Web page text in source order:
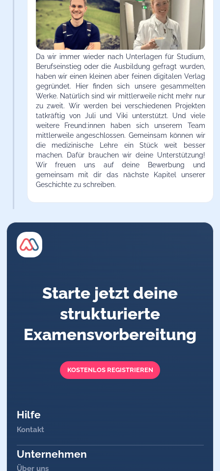
Da wir immer wieder nach Unterlagen für Studium,
Berufseinstieg oder die Ausbildung gefragt wurden,
haben wir einen kleinen aber feinen digitalen Verlag
gegründet. Hier finden sich unsere gesammelten
Werke. Natürlich sind wir mittlerweile nicht mehr nur
zu zweit. Wir werden bei verschiedenen Projekten
tatkräftig von Juli und Viki unterstützt. Und viele
weitere Freund:innen haben sich unserem Team
mittlerweile angeschlossen. Gemeinsam können wir
die medizinische Lehre ein Stück weit besser
machen. Dafür brauchen wir deine Unterstützung!
Wir freuen uns auf deine Bewerbung und
gemeinsam mit dir das nächste Kapitel unserer
Geschichte zu schreiben.
Starte jetzt deine
strukturierte
Examensvorbereitung
KOSTENLOS REGISTRIEREN
Hilfe
Kontakt
Unternehmen
Über uns